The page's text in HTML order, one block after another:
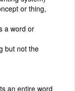
or thing,
a word or
but not the
an entire word